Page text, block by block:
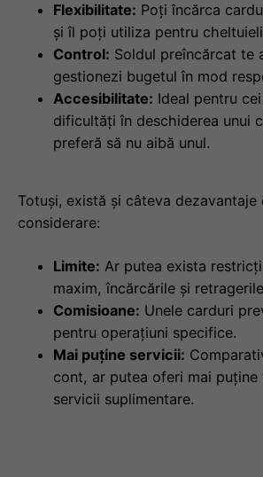
Flexibilitate: Poți încărca
și îl poți utiliza pentru
Control: Soldul preîncărcat te
gestionezi bugetul în mod
Accesibilitate: Ideal pentru
dificultăți în deschiderea unui
preferă să nu aibă unul.
Totuși, există și câteva dezavantaje
considerare:
Limite: Ar putea exista
maxim, încărcările și
Comisioane: Unele carduri
pentru operațiuni specifice.
Mai puține servicii:
cont, ar putea oferi mai
servicii suplimentare.